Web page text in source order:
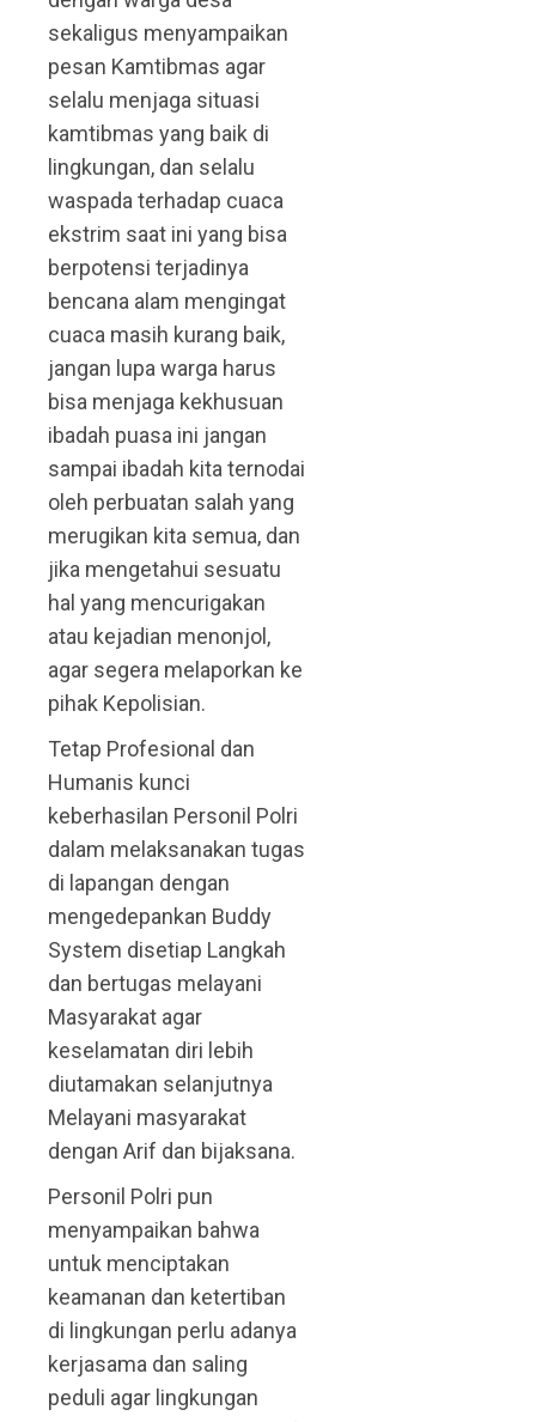
sekaligus menyampaikan
pesan Kamtibmas agar
selalu menjaga situasi
kamtibmas yang baik di
lingkungan, dan selalu
waspada terhadap cuaca
ekstrim saat ini yang bisa
berpotensi terjadinya
bencana alam mengingat
cuaca masih kurang baik,
jangan lupa warga harus
bisa menjaga kekhusuan
ibadah puasa ini jangan
sampai ibadah kita ternodai
oleh perbuatan salah yang
merugikan kita semua, dan
jika mengetahui sesuatu
hal yang mencurigakan
atau kejadian menonjol,
agar segera melaporkan ke
pihak Kepolisian.
Tetap Profesional dan
Humanis kunci
keberhasilan Personil Polri
dalam melaksanakan tugas
di lapangan dengan
mengedepankan Buddy
System disetiap Langkah
dan bertugas melayani
Masyarakat agar
keselamatan diri lebih
diutamakan selanjutnya
Melayani masyarakat
dengan Arif dan bijaksana.
Personil Polri pun
menyampaikan bahwa
untuk menciptakan
keamanan dan ketertiban
di lingkungan perlu adanya
kerjasama dan saling
peduli agar lingkungan